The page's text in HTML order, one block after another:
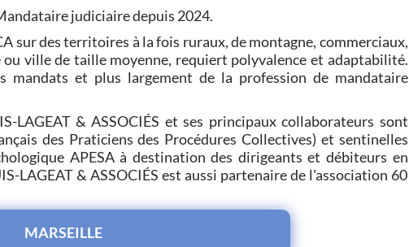
judiciaire depuis 2024.
sur des territoires à la fois ruraux, de montagne, commerciaux,
ville de taille moyenne, requiert polyvalence et adaptabilité.
mandats et plus largement de la profession de mandataire
LAGEAT & ASSOCIÉS et ses principaux collaborateurs sont
des Praticiens des Procédures Collectives) et sentinelles
APESA à destination des dirigeants et débiteurs en
LAGEAT & ASSOCIÉS est aussi partenaire de l'association 60
MARSEILLE